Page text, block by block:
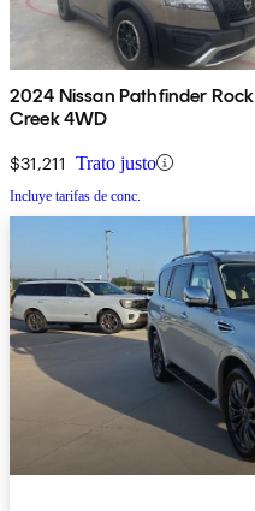
2024 Nissan Pathfinder Rock
Creek 4WD
$31,211 Trato justo
Incluye tarifas de conc.